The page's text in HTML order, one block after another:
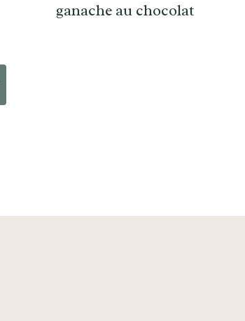
ganache au chocolat